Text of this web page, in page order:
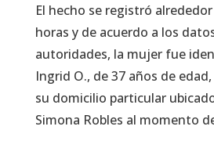
El hecho se registró
horas y de acuerdo a los
autoridades, la mujer fue
Ingrid O., de 37 años de
su domicilio particular
Simona Robles al momento